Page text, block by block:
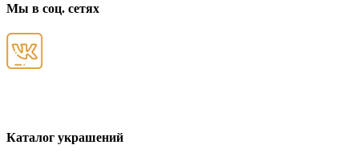
Мы в соц. сетях
Каталог украшений